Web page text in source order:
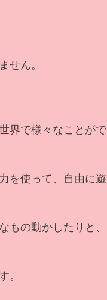
せん。
界で様々なことがで
を使って、自由に遊
もの動かしたりと、
。